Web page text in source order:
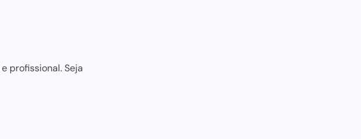
e profissional. Seja